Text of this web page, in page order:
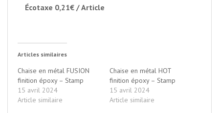
Écotaxe 0,21€ / Article
Articles similaires
Chaise en métal FUSION
finition époxy – Stamp
15 avril 2024
Article similaire
Chaise en métal HOT
finition époxy – Stamp
15 avril 2024
Article similaire